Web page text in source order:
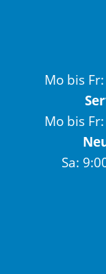
Mo bis
Mo bis
Sa: